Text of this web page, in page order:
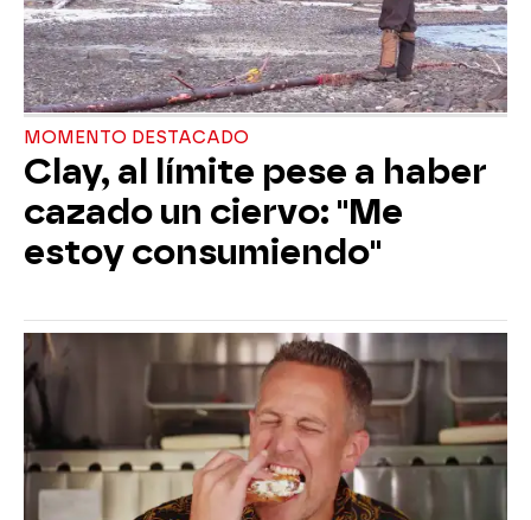
MOMENTO DESTACADO
Clay, al límite pese a haber
cazado un ciervo: "Me
estoy consumiendo"